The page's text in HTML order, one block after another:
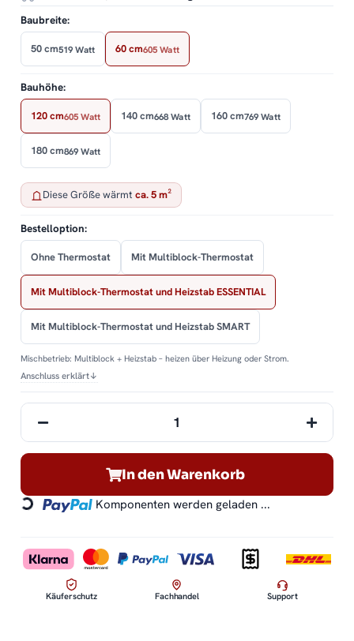
Baubreite:
50 cm519 Watt 60 cm605 Watt
Bauhöhe:
120 cm605 Watt 140 cm668 Watt 160 cm769 Watt
180 cm869 Watt
Diese Größe wärmt ca. 5 m²
Bestelloption:
Ohne Thermostat Mit Multiblock-Thermostat
Mit Multiblock-Thermostat und Heizstab ESSENTIAL
Mit Multiblock-Thermostat und Heizstab SMART
Mischbetrieb: Multiblock + Heizstab – heizen über Heizung oder Strom.
Anschluss erklärt↓
In den Warenkorb
Loading... Komponenten werden geladen ...
Käuferschutz Fachhandel Support